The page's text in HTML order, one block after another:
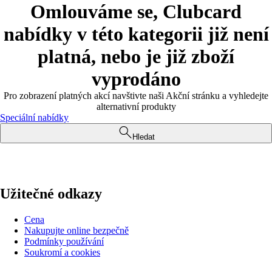
Omlouváme se, Clubcard
nabídky v této kategorii již není
platná, nebo je již zboží
vyprodáno
Pro zobrazení platných akcí navštivte naši Akční stránku a vyhledejte
alternativní produkty
Speciální nabídky
Hledat
Užitečné odkazy
Cena
Nakupujte online bezpečně
Podmínky používání
Soukromí a cookies